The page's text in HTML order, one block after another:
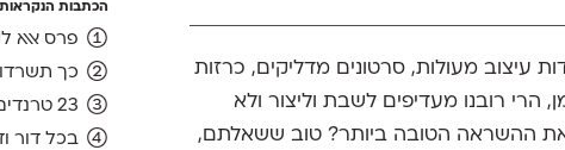
עיצוב מעולות, סרטונים מדליקים, כרזות
הרי רובנו מעדיפים לשבת וליצור ולא
את ההשראה הטובה ביותר? טוב ששאלתם,
הכתבות
פרס אאא
כך
23 טרנדים טיפוגרפיים בעיצוב גרפי עברי, ועוד אחד לשנה הבאה
בכל דור